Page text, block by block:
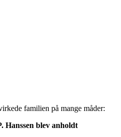
familien på mange måder:
Hanssen blev anholdt